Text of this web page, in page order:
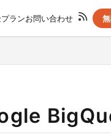
ランお問い合わせ